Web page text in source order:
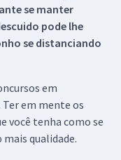
se manter
pode lhe
se distanciando
em
em mente os
você tenha como se
qualidade.